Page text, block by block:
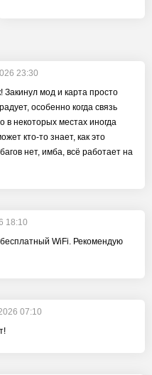
23:30
Закинул мод и карта просто
особенно когда связь
в некоторых местах иногда
кто-то знает, как это
нет, имба, всё работает на
18:10
WiFi. Рекомендую
07:10